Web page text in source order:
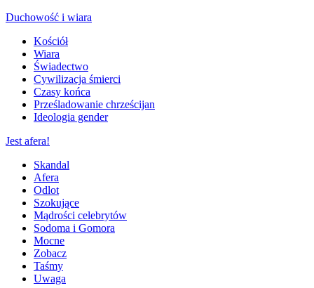
Duchowość i wiara
Kościół
Wiara
Świadectwo
Cywilizacja śmierci
Czasy końca
Prześladowanie chrześcijan
Ideologia gender
Jest afera!
Skandal
Afera
Odlot
Szokujące
Mądrości celebrytów
Sodoma i Gomora
Mocne
Zobacz
Taśmy
Uwaga